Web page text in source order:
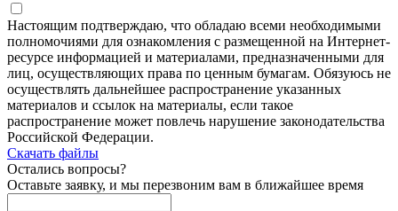
Настоящим подтверждаю, что обладаю всеми необходимыми
полномочиями для ознакомления с размещенной на Интернет-
ресурсе информацией и материалами, предназначенными для
лиц, осуществляющих права по ценным бумагам. Обязуюсь не
осуществлять дальнейшее распространение указанных
материалов и ссылок на материалы, если такое
распространение может повлечь нарушение законодательства
Российской Федерации.
Скачать файлы
Остались вопросы?
Оставьте заявку, и мы перезвоним вам в ближайшее время